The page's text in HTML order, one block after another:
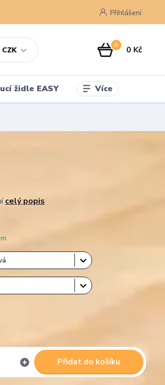
CZK
Přihlášení
0 0 Kč
židle EASY Více
celý popis
Přidat do košíku